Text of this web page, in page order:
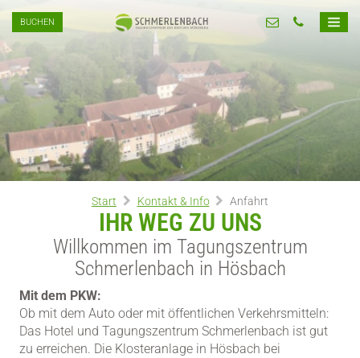
BUCHEN
Start Kontakt & Info Anfahrt
IHR WEG ZU UNS
Willkommen im Tagungszentrum
Schmerlenbach in Hösbach
Mit dem PKW:
Ob mit dem Auto oder mit öffentlichen Verkehrsmitteln:
Das Hotel und Tagungszentrum Schmerlenbach ist gut
zu erreichen. Die Klosteranlage in Hösbach bei